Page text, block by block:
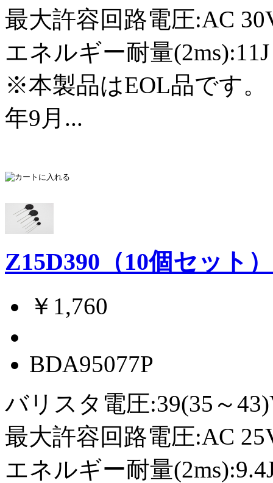
最大許容回路電圧:AC
エネルギー耐量(2ms):11J
※本製品はEOL品です。
年9月...
Z15D390（10個セット
￥1,760
BDA95077P
バリスタ電圧:39(35～
最大許容回路電圧:AC
エネルギー耐量